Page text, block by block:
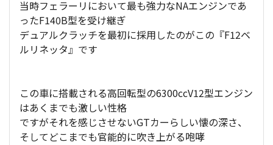
当時フェラーリにおいて最も強力なNAエンジンであ
ったF140B型を受け継ぎ
デュアルクラッチを最初に採用したのがこの『F12ベ
ルリネッタ』です
この車に搭載される高回転型の6300ccV12型エンジン
はあくまでも激しい性格
ですがそれを感じさせないGTカーらしい懐の深さ、
そしてどこまでも官能的に吹き上がる咆哮